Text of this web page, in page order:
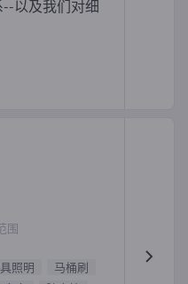
以及我们对细
围
照明
马桶刷